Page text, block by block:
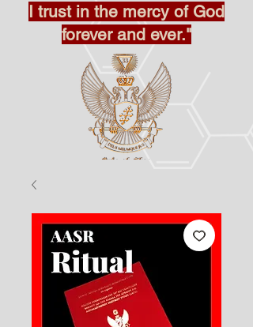
I trust in the mercy of God
forever and ever."